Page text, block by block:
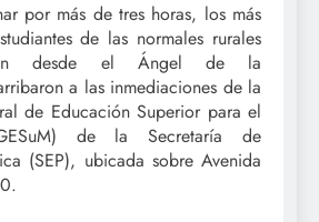
por más de tres horas, los más
de las normales rurales
desde el Ángel de la
a las inmediaciones de la
de Educación Superior para el
de la Secretaría de
(SEP), ubicada sobre Avenida